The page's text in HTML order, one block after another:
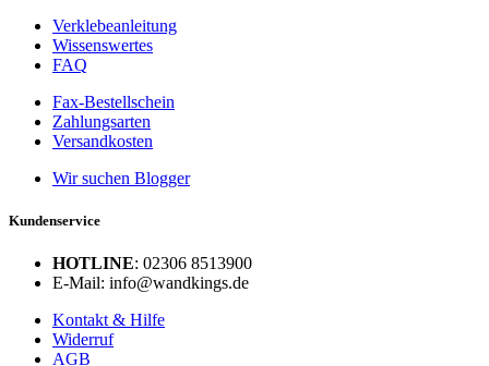
Verklebeanleitung
Wissenswertes
FAQ
Fax-Bestellschein
Zahlungsarten
Versandkosten
Wir suchen Blogger
Kundenservice
HOTLINE: 02306 8513900
E-Mail: info@wandkings.de
Kontakt & Hilfe
Widerruf
AGB